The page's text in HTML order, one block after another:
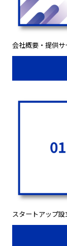
会社概要・提供
スタートアップ設